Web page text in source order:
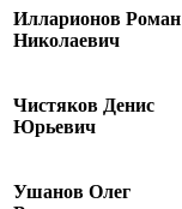
Илларионов Роман
Николаевич
Чистяков Денис
Юрьевич
Ушанов Олег